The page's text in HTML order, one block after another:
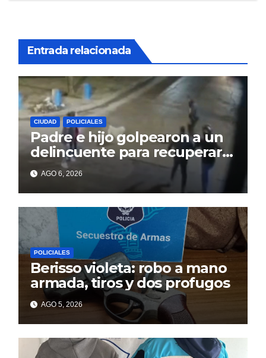
Entrada relacionada
CIUDAD POLICIALES
Padre e hijo golpearon a un
delincuente para recuperar
un celular robado en Berisso
AGO 6, 2026
POLICIALES
Berisso violeta: robo a mano
armada, tiros y dos profugos
AGO 5, 2026